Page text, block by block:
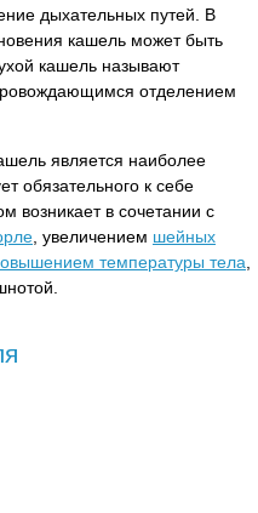
дыхательных путей. В
кашель может быть
кашель называют
отделением
является наиболее
обязательного к себе
возникает в сочетании с
, увеличением шейных
температуры тела